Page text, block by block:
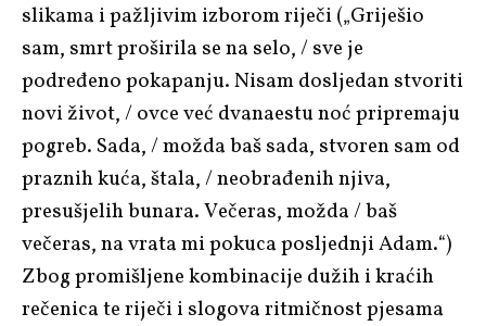
slikama i pažljivim izborom riječi („Griješio
sam, smrt proširila se na selo, / sve je
podređeno pokapanju. Nisam dosljedan stvoriti
novi život, / ovce već dvanaestu noć pripremaju
pogreb. Sada, / možda baš sada, stvoren sam od
praznih kuća, štala, / neobrađenih njiva,
presušjelih bunara. Večeras, možda / baš
večeras, na vrata mi pokuca posljednji Adam.“)
Zbog promišljene kombinacije dužih i kraćih
rečenica te riječi i slogova ritmičnost pjesama